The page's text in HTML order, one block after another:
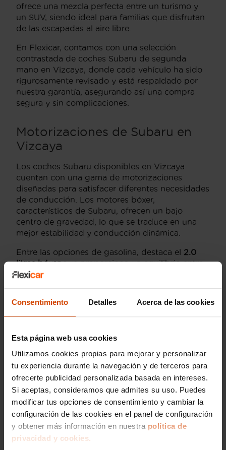
Consentimiento Detalles Acerca de las cookies
Esta página web usa cookies
Utilizamos cookies propias para mejorar y personalizar
tu experiencia durante la navegación y de terceros para
ofrecerte publicidad personalizada basada en intereses.
Si aceptas, consideramos que admites su uso. Puedes
modificar tus opciones de consentimiento y cambiar la
configuración de las cookies en el panel de configuración
y obtener más información en nuestra política de
privacidad y cookies.
ofrece una mezcla perfecta entre un turismo y
un SUV, siendo ideal para familias que disfrutan
de las escapadas al aire libre.
En Flexicar, contamos con una selección
contrastada de coches Subaru de segunda
mano en Vizcaya, donde cada vehículo ha sido
rigurosamente revisado y está respaldado por
nuestra garantía, asegurando así una compra
segura y sin complicaciones.
Motorizaciones de Subaru en
Vizcaya
Los coches Subaru disponibles en Vizcaya
cuentan con una gama de motorizaciones
diseñadas para satisfacer diferentes necesidades
de conducción. Los motores bóxer,
característicos de Subaru, ofrecen un bajo
centro de gravedad, lo que se traduce en una
mejor estabilidad y conducción dinámica.
Entre las opciones de gasolina, destaca el 2.0
litros bóxerque proporciona un equilibrio entre
potencia y eficiencia, mientras que las versiones
Además, los modelos turboalimentados, como el
Subaru WRX, son perfectos para los entusiastas
deportiva.
Para los interesados en la eficiencia y el respeto
al medio ambiente, Subaru también ofrece
versiones híbridas con tecnología avanzada, que
combinan la potencia de la combustión interna
con motores eléctricos para una mayor eficiencia
de combustible.
En Flexicar, proporcionamos a los residentes de
Vizcaya una completa variedad de